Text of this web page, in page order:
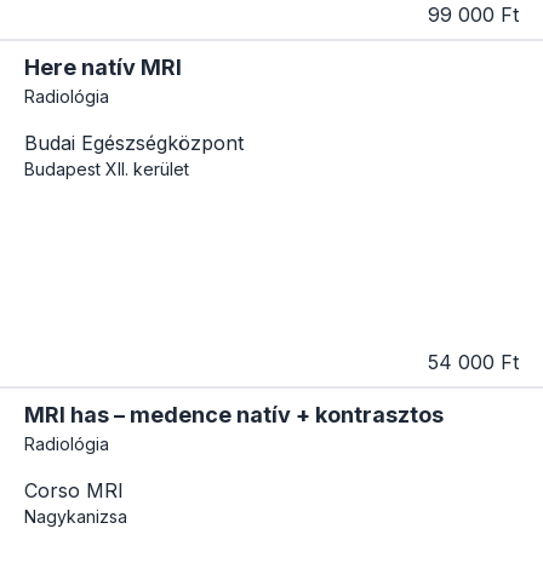
99 000 Ft
Here natív MRI
Radiológia
Budai Egészségközpont
Budapest XII. kerület
54 000 Ft
MRI has – medence natív + kontrasztos
Radiológia
Corso MRI
Nagykanizsa